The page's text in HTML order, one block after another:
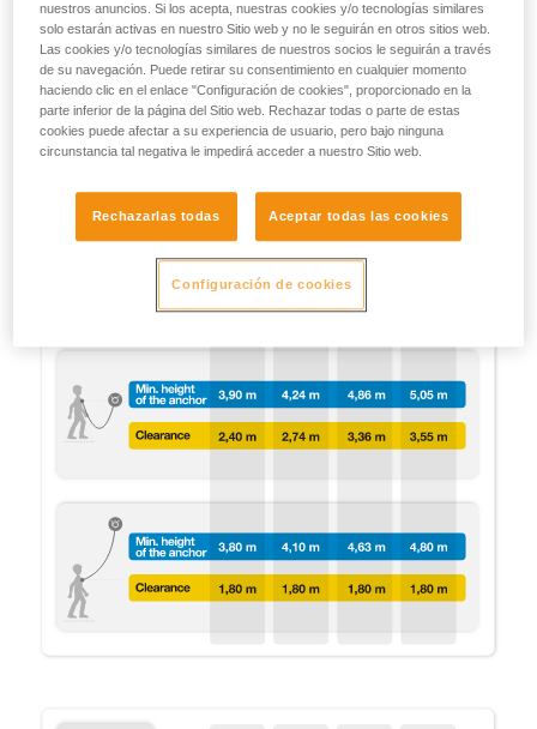
nuestros anuncios. Si los acepta, nuestras cookies y/o tecnologías similares
solo estarán activas en nuestro Sitio web y no le seguirán en otros sitios web.
Las cookies y/o tecnologías similares de nuestros socios le seguirán a través
de su navegación. Puede retirar su consentimiento en cualquier momento
haciendo clic en el enlace "Configuración de cookies", proporcionado en la
parte inferior de la página del Sitio web. Rechazar todas o parte de estas
cookies puede afectar a su experiencia de usuario, pero bajo ninguna
circunstancia tal negativa le impedirá acceder a nuestro Sitio web.
Rechazarlas todas Aceptar todas las cookies
Configuración de cookies